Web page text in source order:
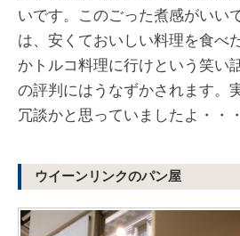
いです。このごった煮感がいい
は、安くておいしい料理を食べ
かトルコ料理に行けという笑い
の評判にはうなずかされます。
冗談かと思っていましたよ・・・
ウイーンリンクのパン屋